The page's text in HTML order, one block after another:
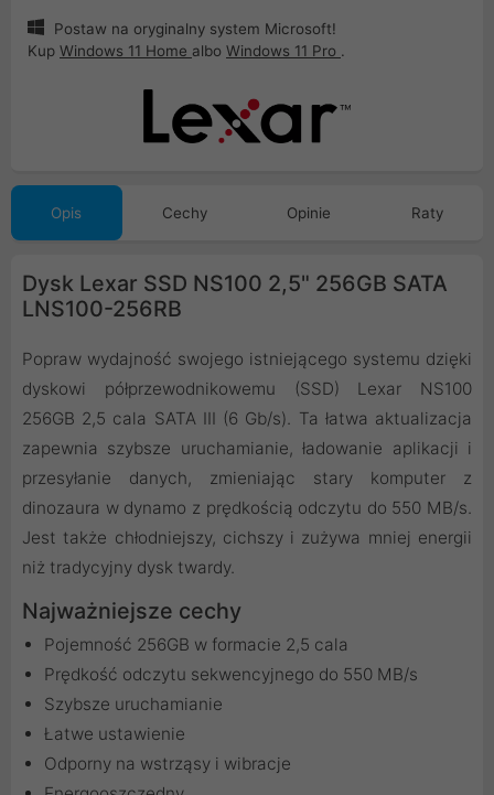
Postaw na oryginalny system Microsoft!
Kup Windows 11 Home albo Windows 11 Pro .
Opis Cechy Opinie Raty
Dysk Lexar SSD NS100 2,5" 256GB SATA
LNS100-256RB
Popraw wydajność swojego istniejącego systemu dzięki
dyskowi półprzewodnikowemu (SSD) Lexar NS100
256GB 2,5 cala SATA III (6 Gb/s). Ta łatwa aktualizacja
zapewnia szybsze uruchamianie, ładowanie aplikacji i
przesyłanie danych, zmieniając stary komputer z
dinozaura w dynamo z prędkością odczytu do 550 MB/s.
Jest także chłodniejszy, cichszy i zużywa mniej energii
niż tradycyjny dysk twardy.
Najważniejsze cechy
Pojemność 256GB w formacie 2,5 cala
Prędkość odczytu sekwencyjnego do 550 MB/s
Szybsze uruchamianie
Łatwe ustawienie
Odporny na wstrząsy i wibracje